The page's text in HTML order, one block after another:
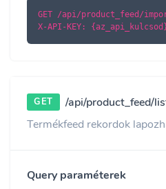
GET /api/product_feed/
X-API-KEY:
GET
/api/product_feed/
Termékfeed rekordok
Query paraméterek